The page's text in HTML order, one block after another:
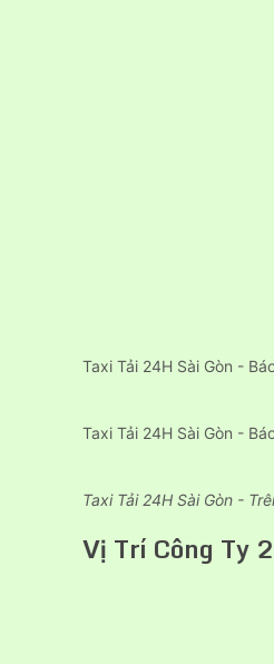
Taxi Tải 24H Sài Gòn -
Taxi Tải 24H Sài Gòn -
Taxi Tải 24H Sài Gòn -
Vị Trí Công Ty